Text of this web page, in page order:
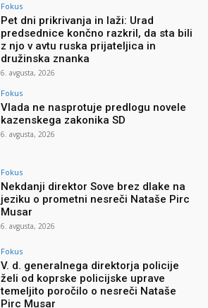
Fokus
Pet dni prikrivanja in laži: Urad
predsednice končno razkril, da sta bili
z njo v avtu ruska prijateljica in
družinska znanka
6. avgusta, 2026
Fokus
Vlada ne nasprotuje predlogu novele
kazenskega zakonika SD
6. avgusta, 2026
Fokus
Nekdanji direktor Sove brez dlake na
jeziku o prometni nesreči Nataše Pirc
Musar
6. avgusta, 2026
Fokus
V. d. generalnega direktorja policije
želi od koprske policijske uprave
temeljito poročilo o nesreči Nataše
Pirc Musar